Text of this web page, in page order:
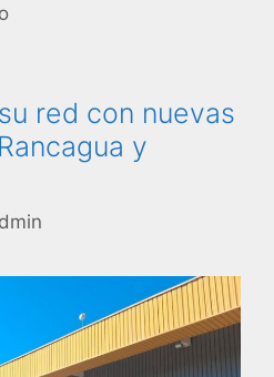
red con nuevas
y